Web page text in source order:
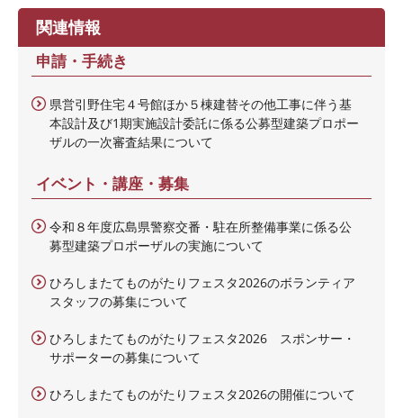
関連情報
申請・手続き
県営引野住宅４号館ほか５棟建替その他工事に伴う基
本設計及び1期実施設計委託に係る公募型建築プロポー
ザルの一次審査結果について
イベント・講座・募集
令和８年度広島県警察交番・駐在所整備事業に係る公
募型建築プロポーザルの実施について
ひろしまたてものがたりフェスタ2026のボランティア
スタッフの募集について
ひろしまたてものがたりフェスタ2026 スポンサー・
サポーターの募集について
ひろしまたてものがたりフェスタ2026の開催について